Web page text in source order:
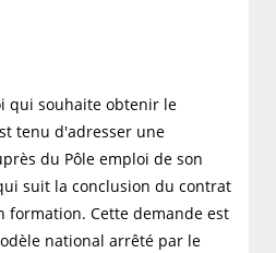
qui souhaite obtenir le
tenu d'adresser une
du Pôle emploi de son
suit la conclusion du contrat
formation. Cette demande est
national arrêté par le